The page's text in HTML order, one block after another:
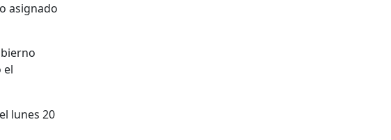
asignado
el
lunes 20